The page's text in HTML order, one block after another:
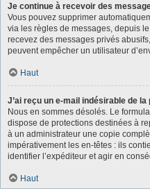
Je continue à recevoir des
Vous pouvez supprimer
via les règles de messages, depuis
recevez des messages privés
peuvent empêcher un utilisateur
Haut
J’ai reçu un e-mail indésirable de
Nous en sommes désolés. Le
dispose de protections destinées à
à un administrateur une copie
impérativement les en-têtes : ils
identifier l’expéditeur et agir en
Haut